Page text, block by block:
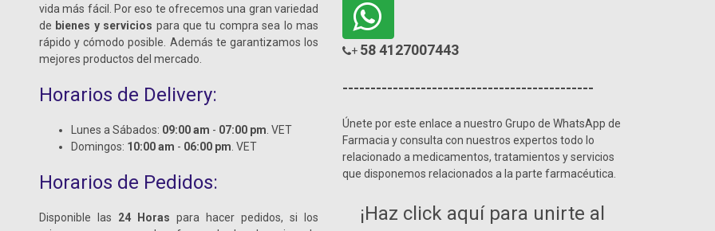
vida más fácil. Por eso te ofrecemos una gran variedad
de bienes y servicios para que tu compra sea lo mas
rápido y cómodo posible. Además te garantizamos los
mejores productos del mercado.
Horarios de Delivery:
Lunes a Sábados: 09:00 am - 07:00 pm . VET
Domingos: 10:00 am - 06:00 pm . VET
Horarios de Pedidos:
Disponible las 24 Horas para hacer pedidos, si los
+ 58 4127007443
---------------------------------------------
Únete por este enlace a nuestro Grupo de WhatsApp de
Farmacia y consulta con nuestros expertos todo lo
relacionado a medicamentos, tratamientos y servicios
que disponemos relacionados a la parte farmacéutica.
¡Haz click aquí para unirte al